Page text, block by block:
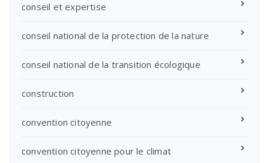
conseil et expertise
conseil national de la protection de la nature
conseil national de la transition écologique
construction
convention citoyenne
convention citoyenne pour le climat